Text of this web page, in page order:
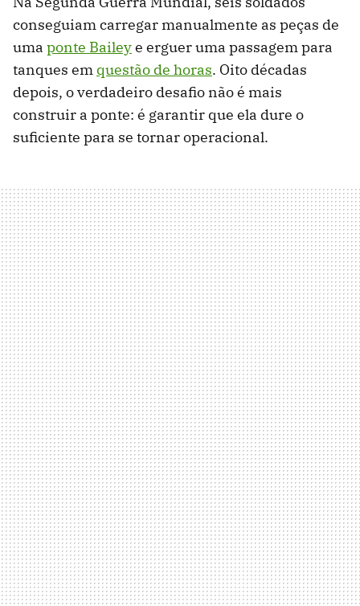
conseguiam carregar manualmente as peças de
uma ponte Baileye erguer uma passagem para
tanques em questão de horas. Oito décadas
depois, o verdadeiro desafio não é mais
construir a ponte: é garantir que ela dure o
suficiente para se tornar operacional.